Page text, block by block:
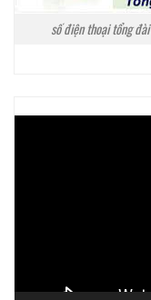
số điện thoại tổng